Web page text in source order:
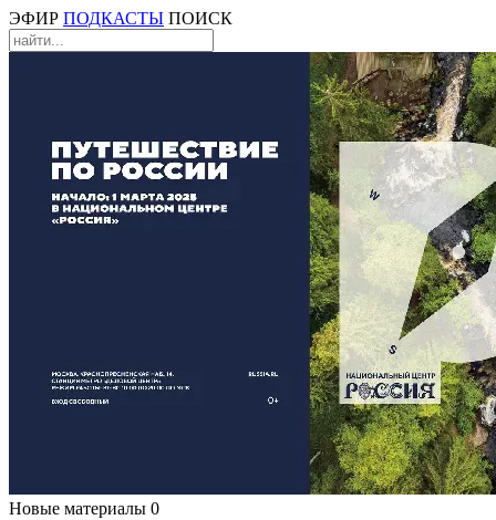
ЭФИР ПОДКАСТЫ ПОИСК
Новые материалы 0